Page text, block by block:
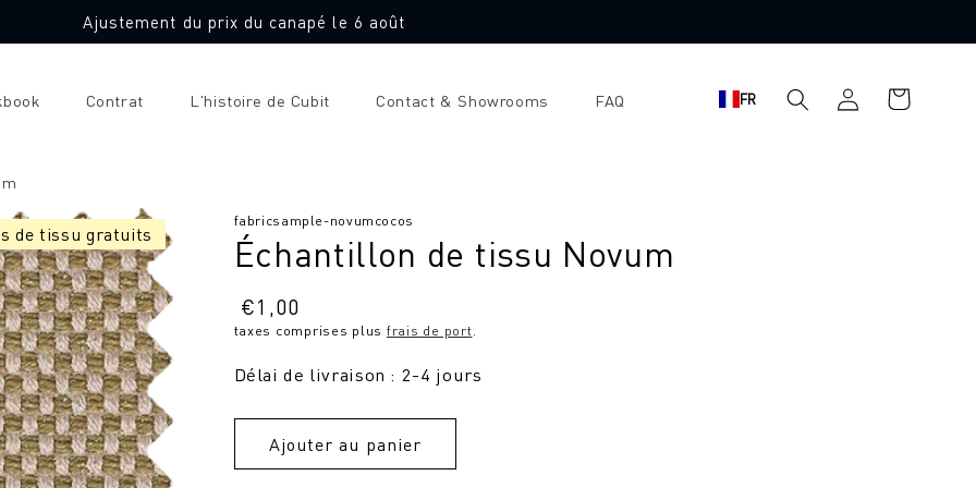
Ajustement du prix du canapé le 6 août
Contrat L'histoire de Cubit Contact & Showrooms FAQ FR
connecter
Panier
d'achat
de tissu gratuits
SKU
fabricsample-novumcocos
Échantillon de tissu Novum
Prix
normal
€1,00
taxes comprises plus frais de port.
Délai de livraison : 2-4 jours
Ajouter au panier